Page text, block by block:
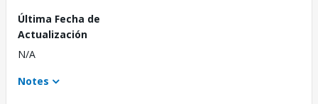
Última Fecha de
Actualización
N/A
Notes